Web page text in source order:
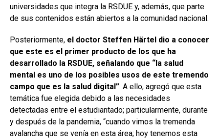
universidades que integra la RSDUE y, además, que parte
de sus contenidos están abiertos a la comunidad nacional.
Posteriormente, el doctor Steffen Härtel dio a conocer
que este es el primer producto de los que ha
desarrollado la RSDUE, señalando que “la salud
mental es uno de los posibles usos de este tremendo
campo que es la salud digital”. A ello, agregó que esta
temática fue elegida debido a las necesidades
detectadas entre el estudiantado; particularmente, durante
y después de la pandemia, “cuando vimos la tremenda
avalancha que se venía en esta área; hoy tenemos esta